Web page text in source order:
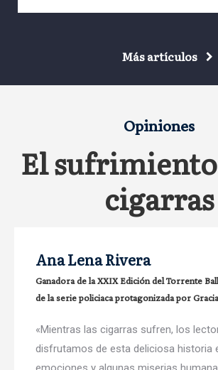
Más artículos
Opiniones
El sufrimiento
cigarras
Ana Lena Rivera
Ganadora de la XXIX Edición del Torrente
de la serie policiaca protagonizada por
«Mientras las cigarras sufren, los
disfrutamos de esta deliciosa historia